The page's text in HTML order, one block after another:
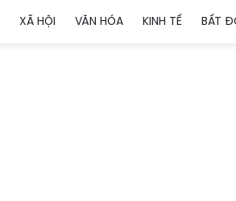
XÃ HỘI VĂN HÓA KINH TẾ BẤT